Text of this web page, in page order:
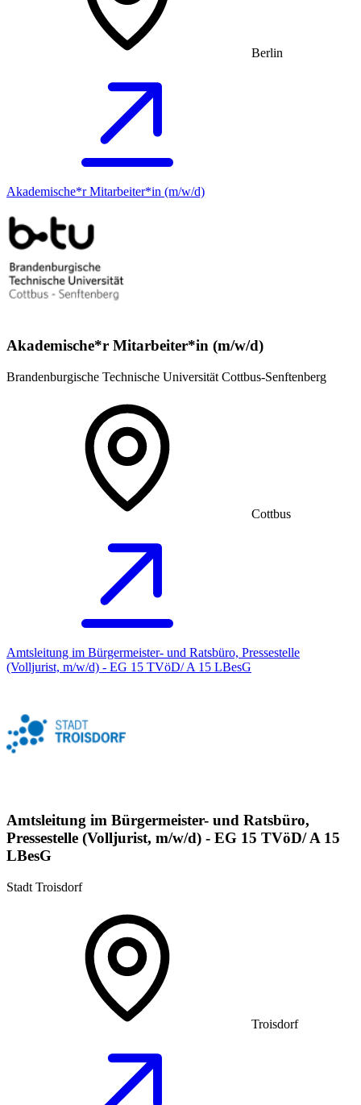
Berlin
Akademische*r Mitarbeiter*in (m/w/d)
Akademische*r Mitarbeiter*in (m/w/d)
Brandenburgische Technische Universität Cottbus-Senftenberg
Cottbus
Amtsleitung im Bürgermeister- und Ratsbüro, Pressestelle
(Volljurist, m/w/d) - EG 15 TVöD/ A 15 LBesG
Amtsleitung im Bürgermeister- und Ratsbüro,
Pressestelle (Volljurist, m/w/d) - EG 15 TVöD/ A 15
LBesG
Stadt Troisdorf
Troisdorf